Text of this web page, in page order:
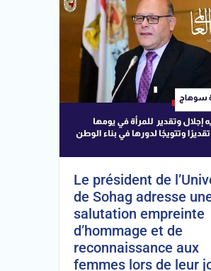
Le président de
de Sohag adresse
salutation empreinte
d’hommage et de
reconnaissance aux
femmes lors de leur